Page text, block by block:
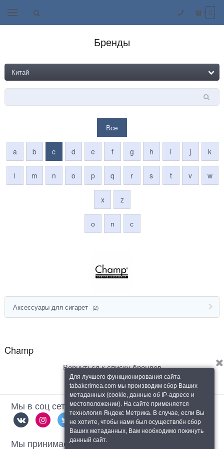
0
Бренды
Все
a b c d e f g h i j k
l m n o p q r s t v w
x z
о п с
Аксессуары для сигарет (2)
Champ
Вернуться к списку брендов
Мы в соц сетях
Мы принимаем
Для лучшего функционирования сайта
tabakcrimea.com мы производим сбор Ваших
метаданных (cookie, данные об IP-адресе и
местоположении). На сайте применяется
технология Яндекс Метрика. В случае, если Вы
не хотите, чтобы нами был осуществлён сбор
Ваших метаданных, Вам необходимо покинуть
данный сайт.